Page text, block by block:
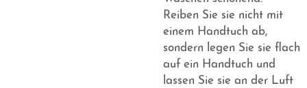
Reiben Sie sie nicht mit
einem Handtuch ab,
sondern legen Sie sie flach
auf ein Handtuch und
lassen Sie sie an der Luft